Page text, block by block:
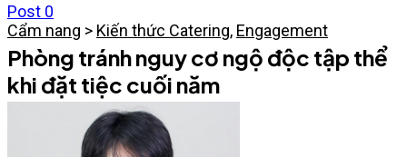
Post 0
Cẩm nang > Kiến thức Catering, Engagement
Phòng tránh nguy cơ ngộ độc tập thể
khi đặt tiệc cuối năm